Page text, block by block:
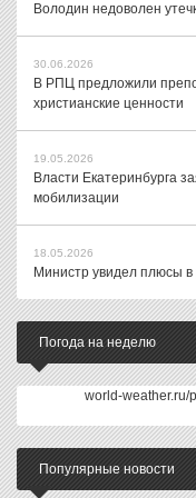
Володин недоволен
30.06.2026
В РПЦ предложили
христианские ценности
19.05.2026
Власти Екатеринбурга
мобилизации
18.05.2026
Министр увидел плюсы
Погода на неделю
world-weather.ru/
Популярные новости